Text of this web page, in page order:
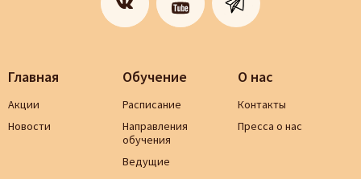
Главная
Акции
Новости
Обучение
Расписание
Направления
обучения
Ведущие
О нас
Контакты
Пресса о нас